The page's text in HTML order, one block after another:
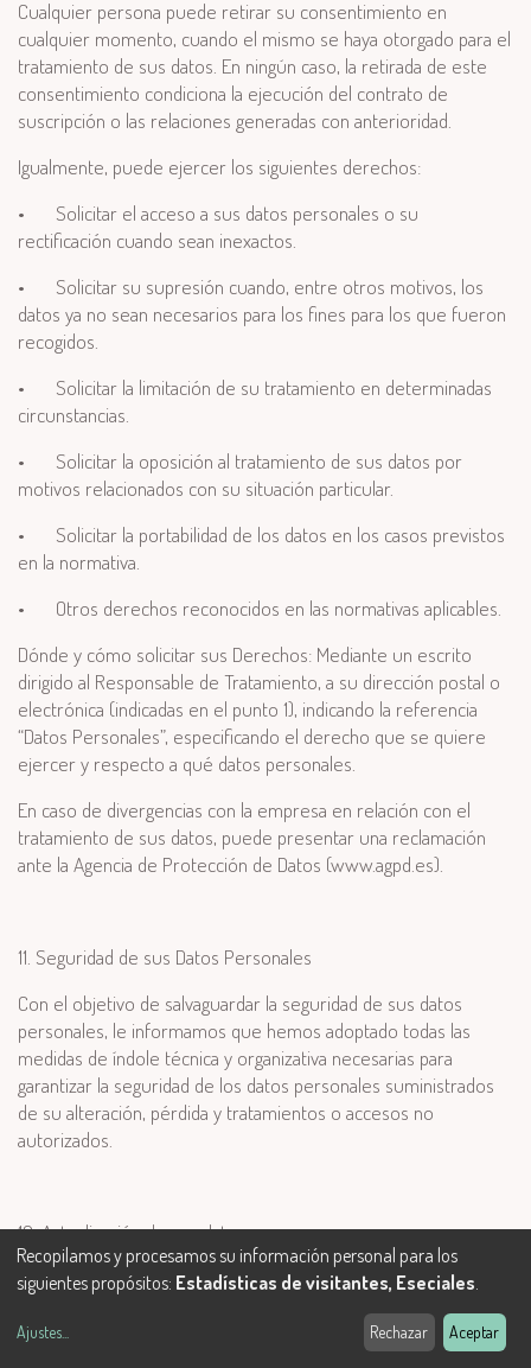
Cualquier persona puede retirar su consentimiento en
cualquier momento, cuando el mismo se haya otorgado para el
tratamiento de sus datos. En ningún caso, la retirada de este
consentimiento condiciona la ejecución del contrato de
suscripción o las relaciones generadas con anterioridad.
Igualmente, puede ejercer los siguientes derechos:
•
Solicitar el acceso a sus datos personales o su
rectificación cuando sean inexactos.
•
Solicitar su supresión cuando, entre otros motivos, los
datos ya no sean necesarios para los fines para los que fueron
recogidos.
•
Solicitar la limitación de su tratamiento en determinadas
circunstancias.
•
Solicitar la oposición al tratamiento de sus datos por
motivos relacionados con su situación particular.
•
Solicitar la portabilidad de los datos en los casos previstos
en la normativa.
•
Otros derechos reconocidos en las normativas aplicables.
Dónde y cómo solicitar sus Derechos: Mediante un escrito
dirigido al Responsable de Tratamiento, a su dirección postal o
electrónica (indicadas en el punto 1), indicando la referencia
“Datos Personales”, especificando el derecho que se quiere
ejercer y respecto a qué datos personales.
En caso de divergencias con la empresa en relación con el
tratamiento de sus datos, puede presentar una reclamación
ante la Agencia de Protección de Datos (www.agpd.es).
11. Seguridad de sus Datos Personales
Con el objetivo de salvaguardar la seguridad de sus datos
personales, le informamos que hemos adoptado todas las
medidas de índole técnica y organizativa necesarias para
garantizar la seguridad de los datos personales suministrados
de su alteración, pérdida y tratamientos o accesos no
autorizados.
12. Actualización de sus datos
Es importante que para que podamos mantener sus datos
alguna modificación en ellos, en caso contrario, no
respondemos de la veracidad de los mismos.
Recopilamos y procesamos su información personal para los
siguientes propósitos: Estadísticas de visitantes, Eseciales
Ajustes... Rechazar Aceptar